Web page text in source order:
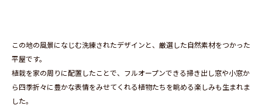
この地の風景になじむ洗練されたデザインと、厳選した自然素材をつかった
平屋です。
植栽を家の周りに配置したことで、フルオープンできる掃き出し窓や小窓か
ら四季折々に豊かな表情をみせてくれる植物たちを眺める楽しみも生まれま
した。